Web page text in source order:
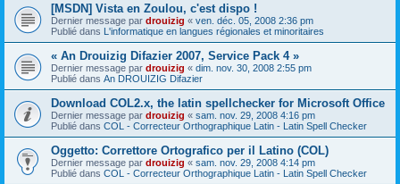
[MSDN] Vista en Zoulou, c'est dispo !
Dernier message par drouizig « ven. déc. 05, 2008 2:36 pm
Publié dans L'informatique en langues régionales et minoritaires
« An Drouizig Difazier 2007, Service Pack 4 »
Dernier message par drouizig « dim. nov. 30, 2008 2:55 pm
Publié dans An DROUIZIG Difazier
Download COL2.x, the latin spellchecker for Microsoft Office
Dernier message par drouizig « sam. nov. 29, 2008 4:16 pm
Publié dans COL - Correcteur Orthographique Latin - Latin Spell Checker
Oggetto: Correttore Ortografico per il Latino (COL)
Dernier message par drouizig « sam. nov. 29, 2008 4:14 pm
Publié dans COL - Correcteur Orthographique Latin - Latin Spell Checker